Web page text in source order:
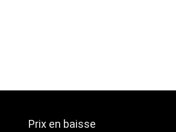
Prix en baisse